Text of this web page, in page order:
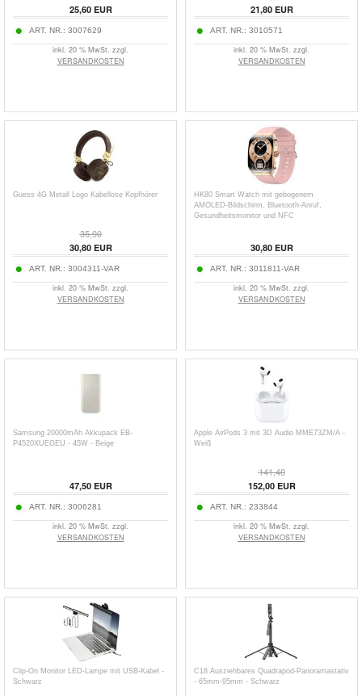
25,60 EUR
ART. NR.: 3007629
inkl. 20 % MwSt. zzgl.
VERSANDKOSTEN
21,80 EUR
ART. NR.: 3010571
inkl. 20 % MwSt. zzgl.
VERSANDKOSTEN
Guess 4G Metall Logo Kabellose Kopfhörer
35,90
30,80 EUR
ART. NR.: 3004311-VAR
inkl. 20 % MwSt. zzgl.
VERSANDKOSTEN
HK80 Smart Watch mit gebogenem
AMOLED-Bildschirm, Bluetooth-Anruf,
Gesundheitsmonitor und NFC
30,80 EUR
ART. NR.: 3011811-VAR
inkl. 20 % MwSt. zzgl.
VERSANDKOSTEN
Samsung 20000mAh Akkupack EB-
P4520XUEGEU - 45W - Beige
47,50 EUR
ART. NR.: 3006281
inkl. 20 % MwSt. zzgl.
VERSANDKOSTEN
Apple AirPods 3 mit 3D Audio MME73ZM/A -
Weiß
141,40
152,00 EUR
ART. NR.: 233844
inkl. 20 % MwSt. zzgl.
VERSANDKOSTEN
Clip-On Monitor LED-Lampe mit USB-Kabel -
Schwarz
C18 Ausziehbares Quadrapod-Panoramastativ
- 65mm-95mm - Schwarz